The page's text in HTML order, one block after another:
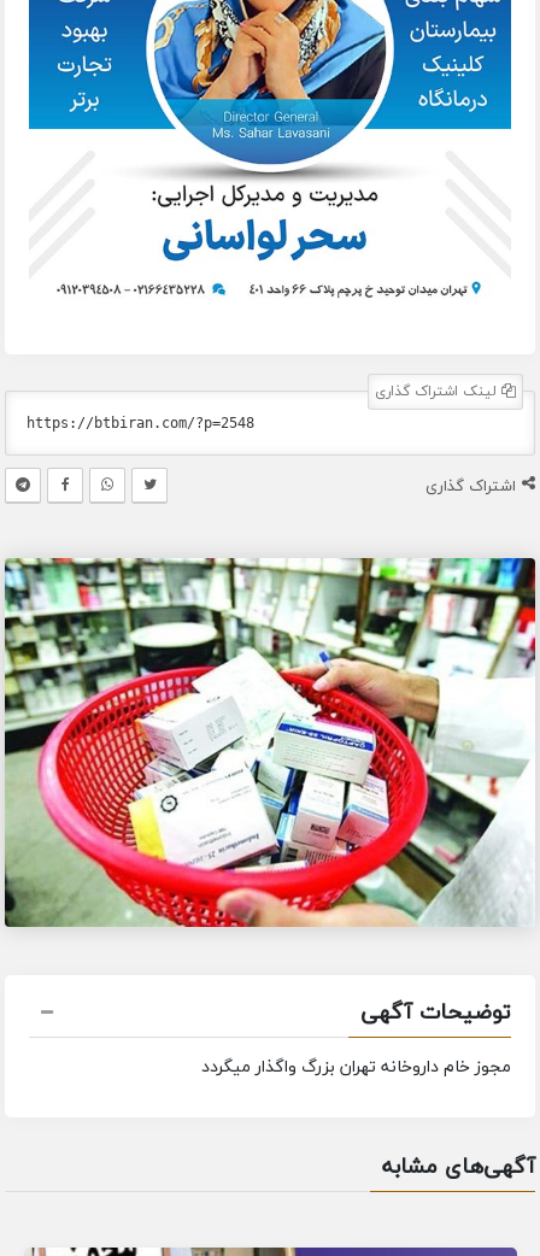
لینک اشتراک گذاری
اشتراک گذاری
توضیحات آگهی
مجوز خام داروخانه تهران بزرگ واگذار میگردد
آگهی‌های مشابه